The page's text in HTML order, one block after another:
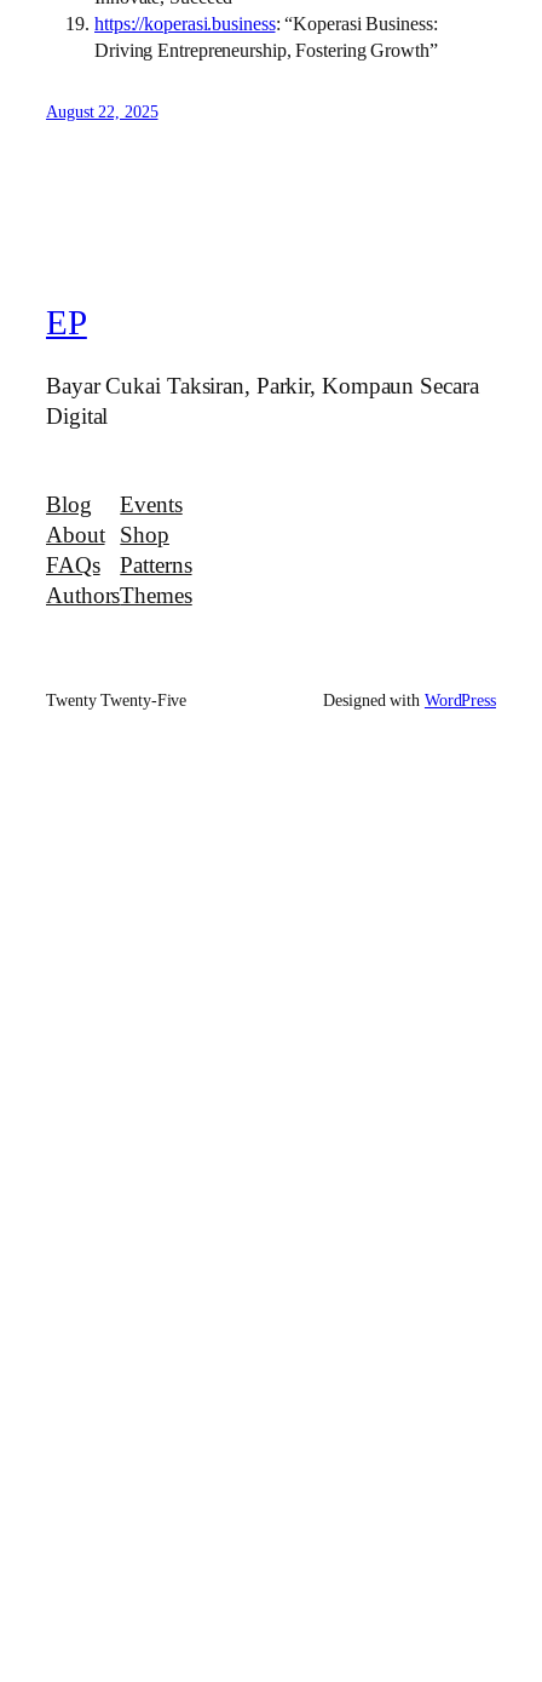
https://koperasi.business: “Koperasi Business:
Driving Entrepreneurship, Fostering Growth”
August 22, 2025
EP
Bayar Cukai Taksiran, Parkir, Kompaun Secara
Digital
Blog
About
FAQs
Authors
Events
Shop
Patterns
Themes
Twenty Twenty-Five Designed with WordPress